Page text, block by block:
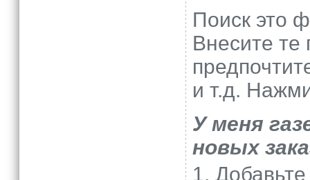
Поиск это
Внесите
и т.д.
У меня
новых
1.